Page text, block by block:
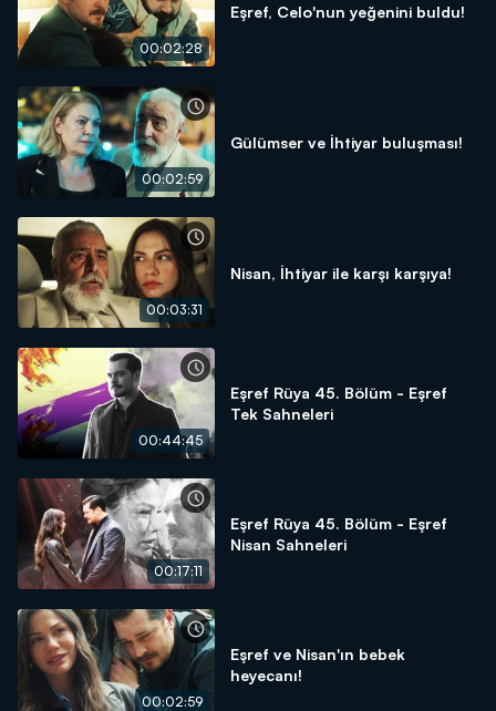
00:02:28
Eşref, Celo'nun yeğenini buldu!
00:02:59
Gülümser ve İhtiyar buluşması!
00:03:31
Nisan, İhtiyar ile karşı karşıya!
00:44:45
Eşref Rüya 45. Bölüm - Eşref
Tek Sahneleri
00:17:11
Eşref Rüya 45. Bölüm - Eşref
Nisan Sahneleri
00:02:59
Eşref ve Nisan'ın bebek
heyecanı!